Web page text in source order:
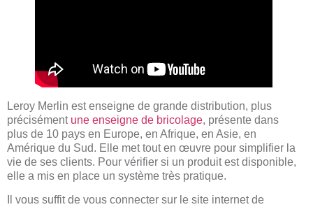
Leroy Merlin est enseigne de grande distribution, plus
précisément une enseigne de bricolage, présente dans
plus de 10 pays en Europe, en Afrique, en Asie, en
Amérique du Sud. Elle met tout en œuvre pour simplifier la
vie de ses clients. Pour vérifier si un produit est disponible,
elle a mis en place un système très pratique.
Il vous suffit de vous connecter sur le site internet de